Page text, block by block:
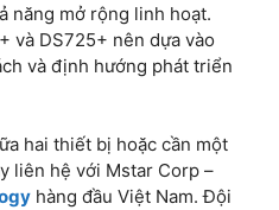
năng mở rộng linh hoạt.
và DS725+ nên dựa vào
và định hướng phát triển
hai thiết bị hoặc cần một
liên hệ với Mstar Corp –
hàng đầu Việt Nam. Đội